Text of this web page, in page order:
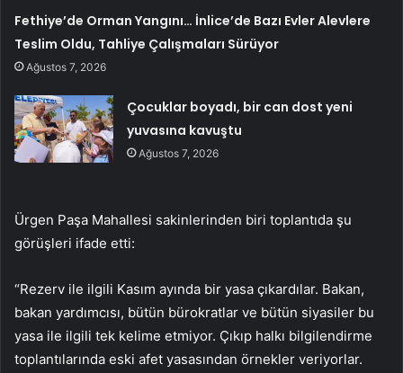
Fethiye’de Orman Yangını… İnlice’de Bazı Evler Alevlere
Teslim Oldu, Tahliye Çalışmaları Sürüyor
Ağustos 7, 2026
Çocuklar boyadı, bir can dost yeni
yuvasına kavuştu
Ağustos 7, 2026
Ürgen Paşa Mahallesi sakinlerinden biri toplantıda şu
görüşleri ifade etti:
“Rezerv ile ilgili Kasım ayında bir yasa çıkardılar. Bakan,
bakan yardımcısı, bütün bürokratlar ve bütün siyasiler bu
yasa ile ilgili tek kelime etmiyor. Çıkıp halkı bilgilendirme
toplantılarında eski afet yasasından örnekler veriyorlar.